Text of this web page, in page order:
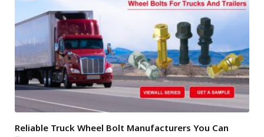
Reliable Truck Wheel Bolt Manufacturers You Can